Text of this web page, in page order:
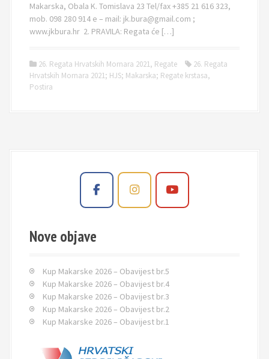
Makarska, Obala K. Tomislava 23 Tel/fax +385 21 616 323,
mob. 098 280 914 e – mail: jk.bura@gmail.com ;
www.jkbura.hr 2. PRAVILA: Regata će […]
26. Regata Hrvatskih Mornara 2021, Regate
26. Regata
Hrvatskih Mornara 2021; HJS; Makarska; Regate krstasa,
Postira
Nove objave
Kup Makarske 2026 – Obavijest br.5
Kup Makarske 2026 – Obavijest br.4
Kup Makarske 2026 – Obavijest br.3
Kup Makarske 2026 – Obavijest br.2
Kup Makarske 2026 – Obavijest br.1